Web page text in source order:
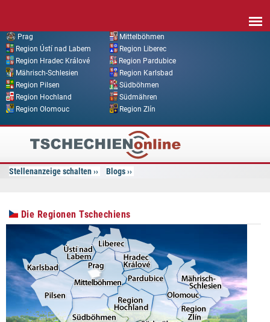
Prag
Mittelböhmen
Region Ústí nad Labem
Region Liberec
Region Hradec Králové
Region Pardubice
Mährisch-Schlesien
Region Karlsbad
Region Pilsen
Südböhmen
Region Hochland
Südmähren
Region Olomouc
Region Zlín
Tschechien
Online
Stellenanzeige schalten Blogs
Die Regionen Tschechiens